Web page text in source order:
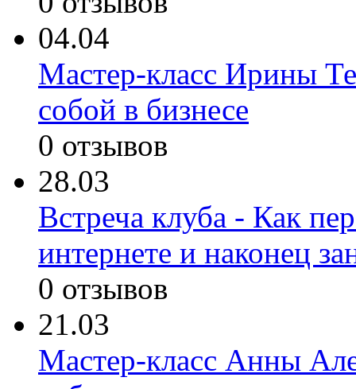
04.04
Мастер-класс Ирины
собой в бизнесе
0 отзывов
28.03
Встреча клуба - Как
интернете и наконец
0 отзывов
21.03
Мастер-класс Анны